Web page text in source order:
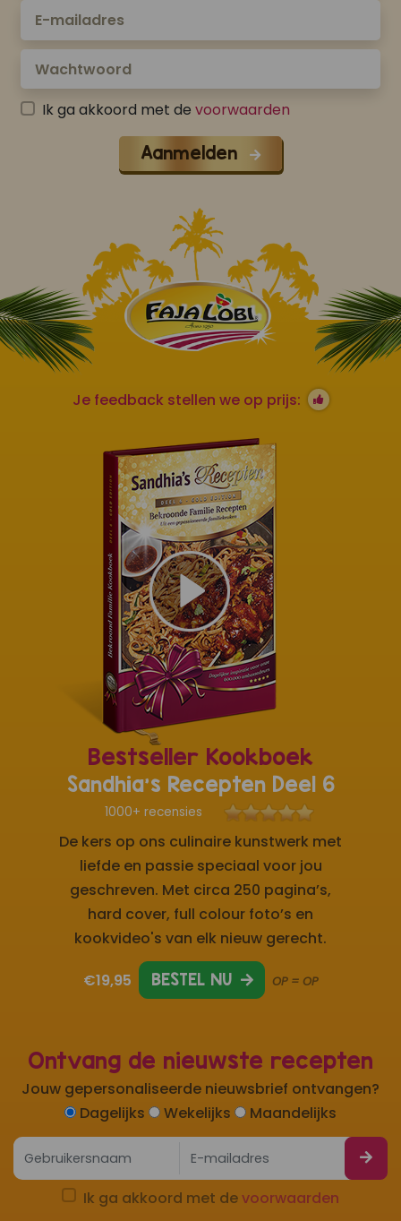
Ik ga akkoord met de voorwaarden
Aanmelden
Ontvang de nieuwste recepten
Jouw gepersonaliseerde nieuwsbrief ontvangen?
Dagelijks
Wekelijks Maandelijks
Ik ga akkoord met devoorwaarden
Je feedback stellen we op prijs:
Bestseller Kookboek
Sandhia's Recepten Deel 6
1000+ recensies
De kers op ons culinaire kunstwerk met
liefde en passie speciaal voor jou
geschreven. Met circa 250 pagina’s,
hard cover, full colour foto’s en
kookvideo's van elk nieuw gerecht.
€19,95 BESTEL NU OP = OP